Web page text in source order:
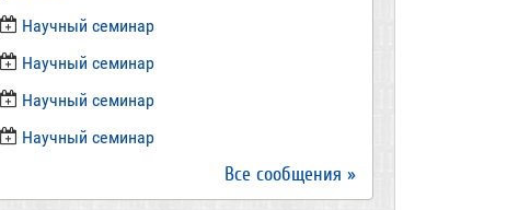
​Научный семинар
​Научный семинар
Научный семинар
​Научный семинар
Все сообщения »